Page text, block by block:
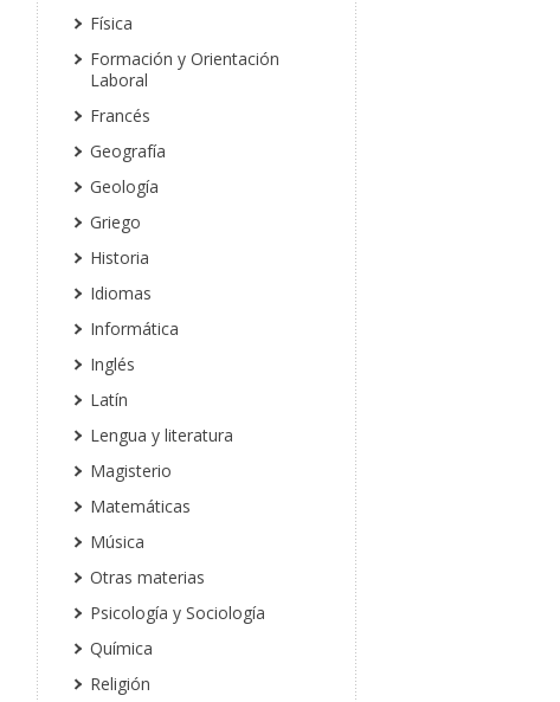
Física
Formación y Orientación
Laboral
Francés
Geografía
Geología
Griego
Historia
Idiomas
Informática
Inglés
Latín
Lengua y literatura
Magisterio
Matemáticas
Música
Otras materias
Psicología y Sociología
Química
Religión